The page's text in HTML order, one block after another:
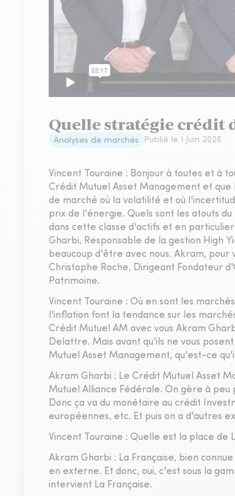
Quelle stratégie crédit
Analyses de marchés Publié le 1 Juin 2026
Vincent Touraine : Bonjour à toutes et à
Crédit Mutuel Asset Management et que
de marché où la volatilité et où
prix de l'énergie. Quels sont les atouts
dans cette classe d'actifs et en
Gharbi, Responsable de la gestion High
beaucoup d'être avec nous. Akram,
Christophe Roche, Dirigeant Fondateur
Patrimoine.
Vincent Touraine : Où en sont les
l'inflation font la tendance sur les
Crédit Mutuel AM avec vous Akram
Delattre. Mais avant qu'ils ne vous
Mutuel Asset Management, qu'est-ce
Akram Gharbi : Le Crédit Mutuel Asset
Mutuel Alliance Fédérale. On gère à peu
Donc ça va du monétaire au crédit
européennes, etc. Et puis on a d'autres
Vincent Touraine : Quelle est la place de
Akram Gharbi : La Française, bien
en externe. Et donc, oui, c'est sous la
intervient La Française.